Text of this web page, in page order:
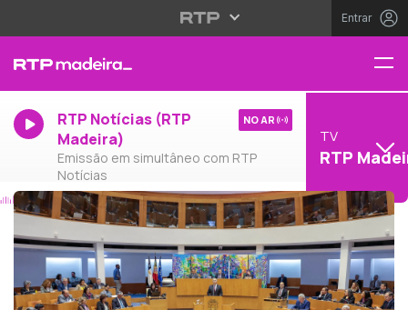
Entrar
RTP Notícias (RTP
Madeira)
Emissão em simultâneo com RTP
Notícias
NO AR
TV
RTP